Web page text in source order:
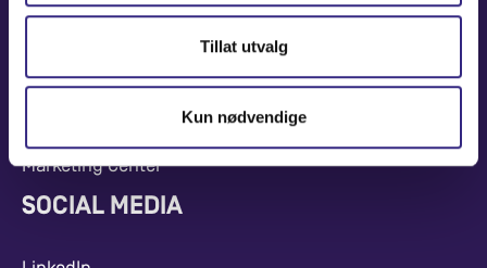
Tillat utvalg
Kun nødvendige
Partners Europe
Marketing Center
SOCIAL MEDIA